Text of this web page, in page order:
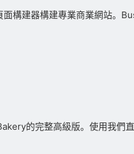
構建器構建專業商業網站。
的完整高級版。使用我們